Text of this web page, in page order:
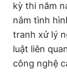
kỳ thi năm
nắm tình
tranh xử lý
luật liên
công nghệ